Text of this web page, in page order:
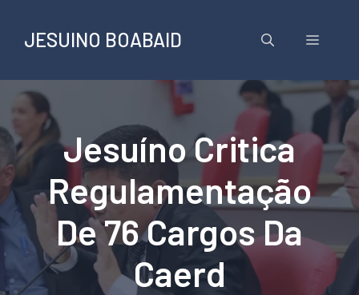
conteúdo
JESUINO BOABAID Menu
Jesuíno Critica
Regulamentação
De 76 Cargos Da
Caerd